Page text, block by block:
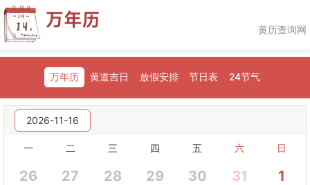
黄历查询网
万年历 黄道吉日 放假安排 节日表 24节气
2026-11-16
一 二 三 四 五 六 日
26 27 28 29 30 31 1